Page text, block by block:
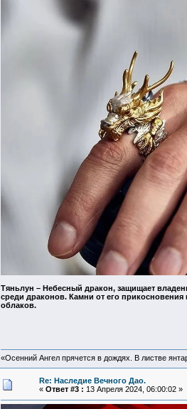
Тяньлун – Небесный дракон, защищает
среди драконов. Камни от его
облаков.
«Осенний Ангел прячется в дождях. В листве
Re: Наследие Вечного Дао.
« Ответ #3 : 13 Апреля 2024, 06:00:02 »